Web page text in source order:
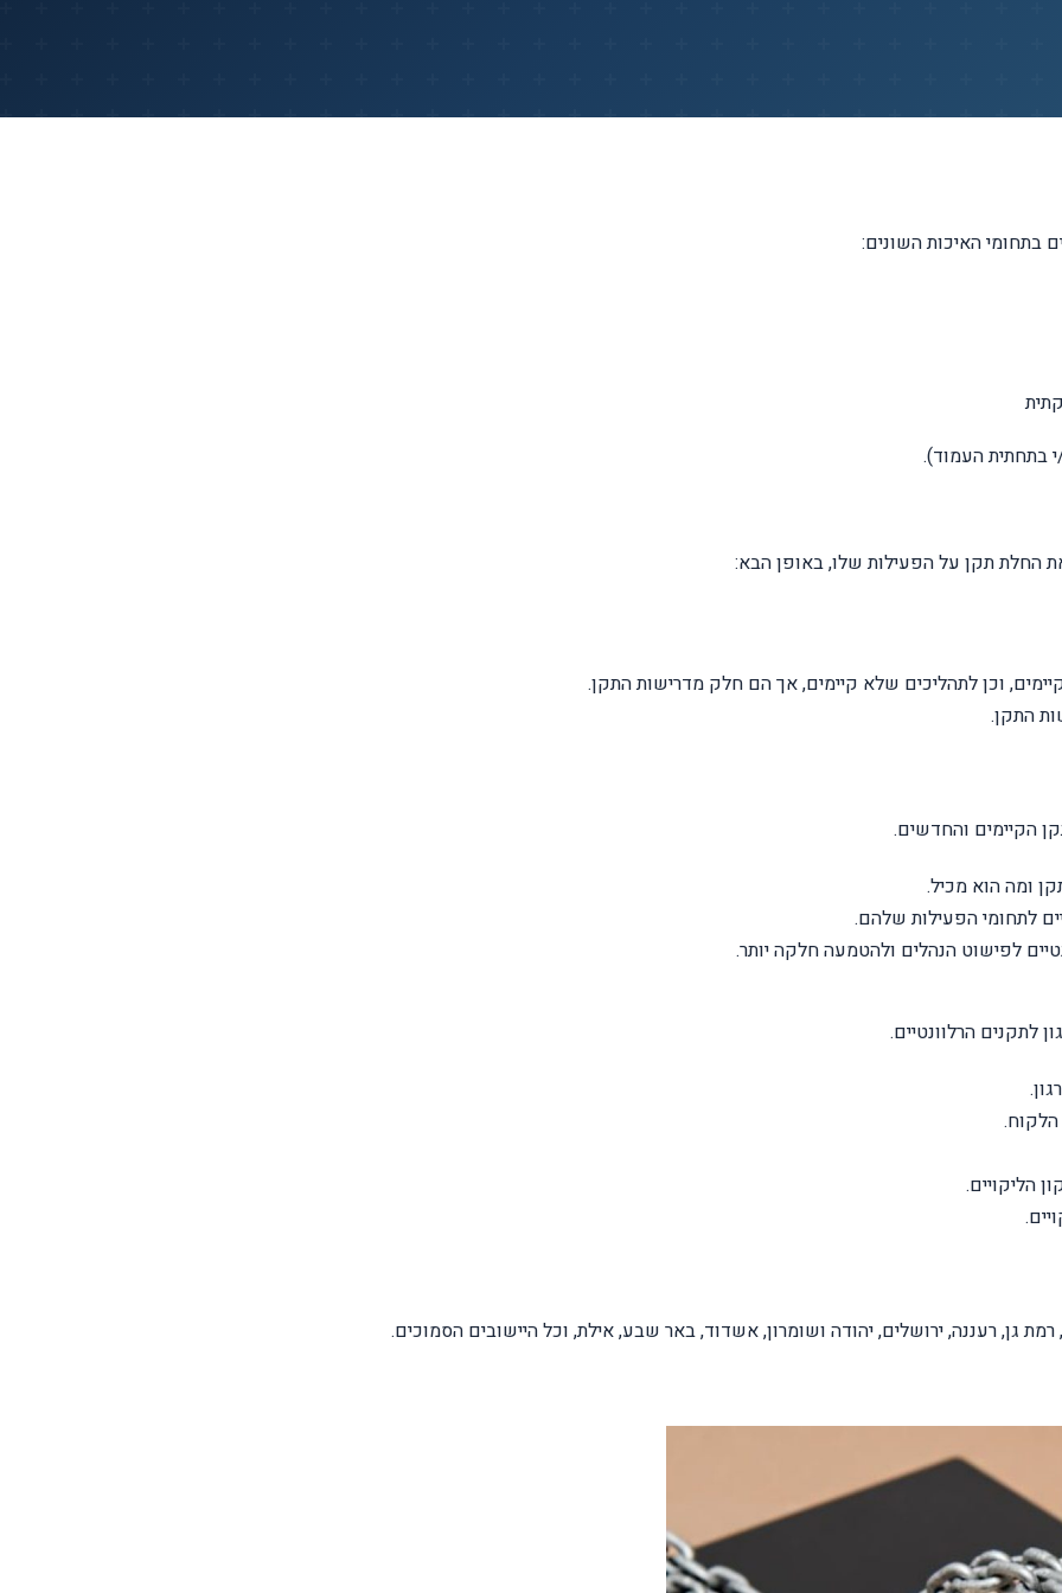
בתחתית העמוד).
החלת תקן על הפעילות שלו, באופן הבא:
וכן לתהליכים שלא קיימים, אך הם חלק מדרישות התקן.
התקן.
הקיימים והחדשים.
ומה הוא מכיל.
לתחומי הפעילות שלהם.
לפישוט הנהלים ולהטמעה חלקה יותר.
לתקנים הרלוונטיים.
הלקוח.
הליקויים.
גן, רעננה, ירושלים, יהודה ושומרון, אשדוד, באר שבע, אילת, וכל היישובים הסמוכים.